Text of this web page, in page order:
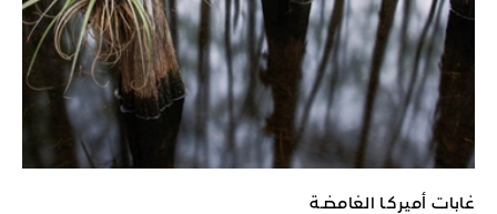
غابات أميركـا الغامضـة